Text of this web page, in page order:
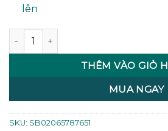
lên
Sữa Anlene Gold (trên 40 tuổi)
THÊM VÀO GIỎ
MUA NGAY
SKU: SB02065787651